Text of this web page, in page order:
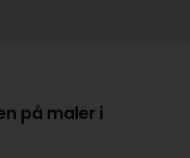
på maler i